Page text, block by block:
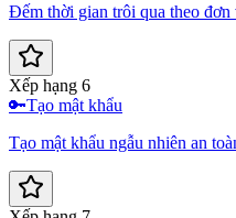
Đếm thời gian trôi qua theo
Xếp hạng 6
🔑Tạo mật khẩu
Tạo mật khẩu ngẫu nhiên an